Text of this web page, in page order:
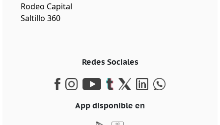
Rodeo Capital
Saltillo 360
Redes Sociales
App disponible en